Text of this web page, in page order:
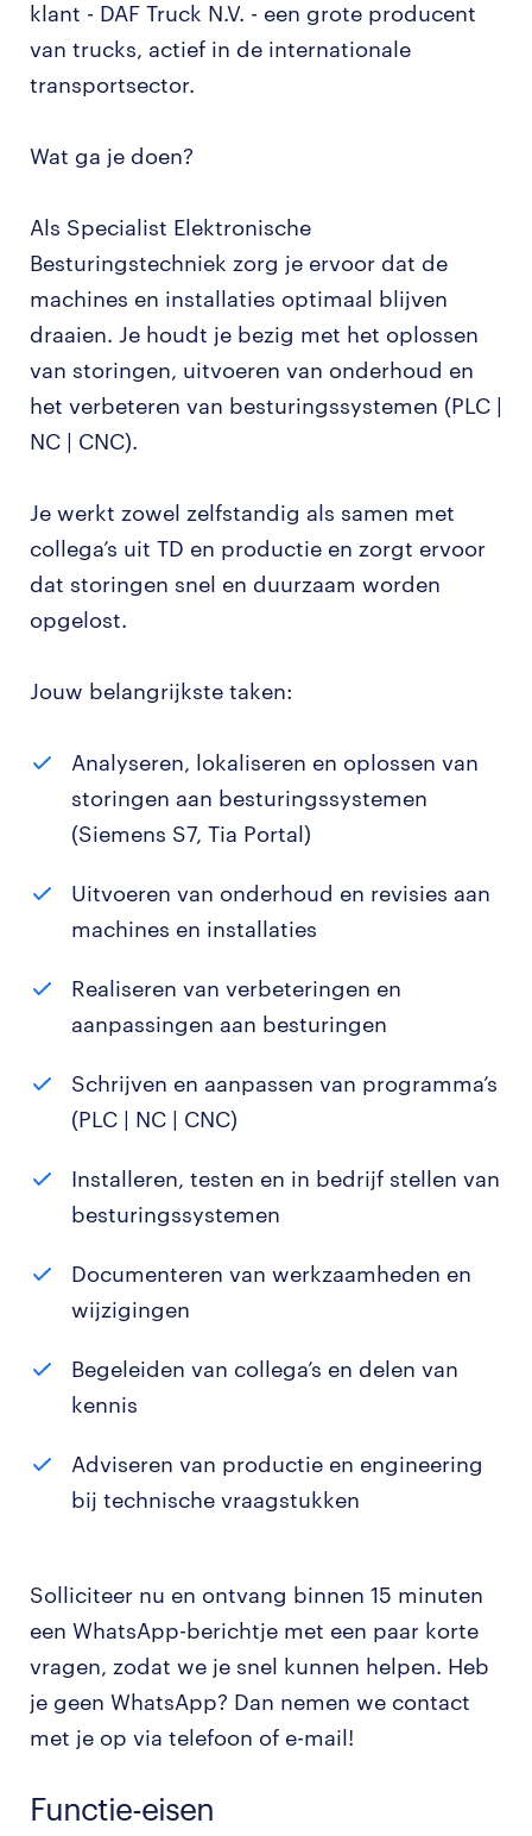
klant - DAF Truck N.V. - een grote producent
van trucks, actief in de internationale
transportsector.
Wat ga je doen?
Als Specialist Elektronische
Besturingstechniek zorg je ervoor dat de
machines en installaties optimaal blijven
draaien. Je houdt je bezig met het oplossen
van storingen, uitvoeren van onderhoud en
het verbeteren van besturingssystemen (PLC |
NC | CNC).
Je werkt zowel zelfstandig als samen met
collega’s uit TD en productie en zorgt ervoor
dat storingen snel en duurzaam worden
opgelost.
Jouw belangrijkste taken:
Analyseren, lokaliseren en oplossen van
storingen aan besturingssystemen
(Siemens S7, Tia Portal)
Uitvoeren van onderhoud en revisies aan
machines en installaties
Realiseren van verbeteringen en
aanpassingen aan besturingen
Schrijven en aanpassen van programma’s
(PLC | NC | CNC)
Installeren, testen en in bedrijf stellen van
besturingssystemen
Documenteren van werkzaamheden en
wijzigingen
Begeleiden van collega’s en delen van
kennis
Adviseren van productie en engineering
bij technische vraagstukken
Solliciteer nu en ontvang binnen 15 minuten
een WhatsApp-berichtje met een paar korte
vragen, zodat we je snel kunnen helpen. Heb
je geen WhatsApp? Dan nemen we contact
met je op via telefoon of e-mail!
Functie-eisen